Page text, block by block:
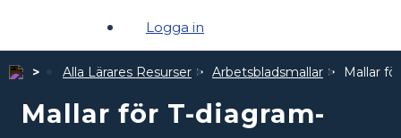
Logga in
Alla Lärares Resurser Arbetsbladsmallar Mallar
Mallar för T-diagram-